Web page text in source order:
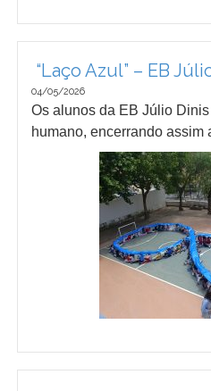
“Laço Azul” – EB
04/05/2026
Os alunos da EB Júlio Dinis
humano, encerrando assim